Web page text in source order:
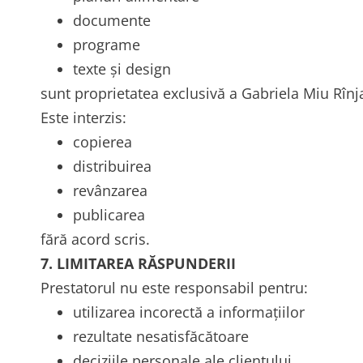
documente
programe
texte și design
sunt proprietatea exclusivă a Gabriela Miu
Este interzis:
copierea
distribuirea
revânzarea
publicarea
fără acord scris.
7. LIMITAREA RĂSPUNDERII
Prestatorul nu este responsabil pentru:
utilizarea incorectă a informațiilor
rezultate nesatisfăcătoare